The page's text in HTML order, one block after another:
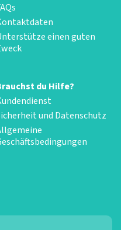
einen guten
du Hilfe?
und Datenschutz